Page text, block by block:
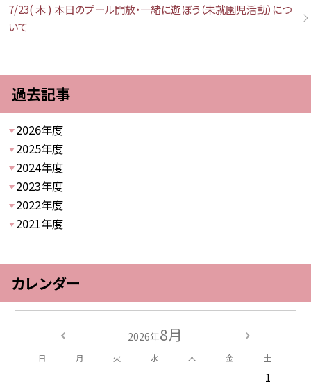
7/23( 木 ) 本日のプール開放・一緒に遊ぼう（未就園児活動）につ
いて
過去記事
2026年度
2025年度
2024年度
2023年度
2022年度
2021年度
カレンダー
2026年8月
日 月 火 水 木 金 土
1